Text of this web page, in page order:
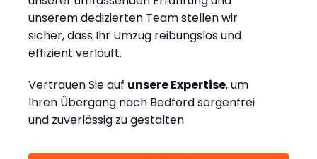
unserem dedizierten Team stellen wir
sicher, dass Ihr Umzug reibungslos und
effizient verläuft.
Vertrauen Sie auf unsere Expertise, um
Ihren Übergang nach Bedford sorgenfrei
und zuverlässig zu gestalten